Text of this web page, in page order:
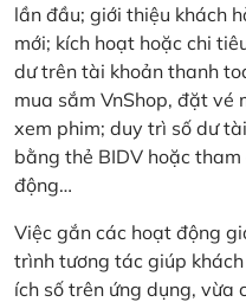
lần đầu; giới thiệu khách
mới; kích hoạt hoặc chi
dư trên tài khoản thanh
mua sắm VnShop, đặt vé
xem phim; duy trì số dư
bằng thẻ BIDV hoặc
động…
Việc gắn các hoạt động
trình tương tác giúp
ích số trên ứng dụng, vừa